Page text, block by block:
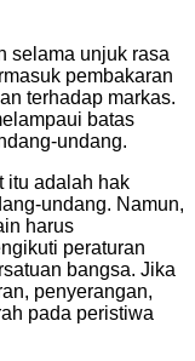
selama unjuk rasa
pembakaran
terhadap markas.
batas
undang.
itu adalah hak
undang. Namun,
harus
peraturan
bangsa. Jika
penyerangan,
pada peristiwa